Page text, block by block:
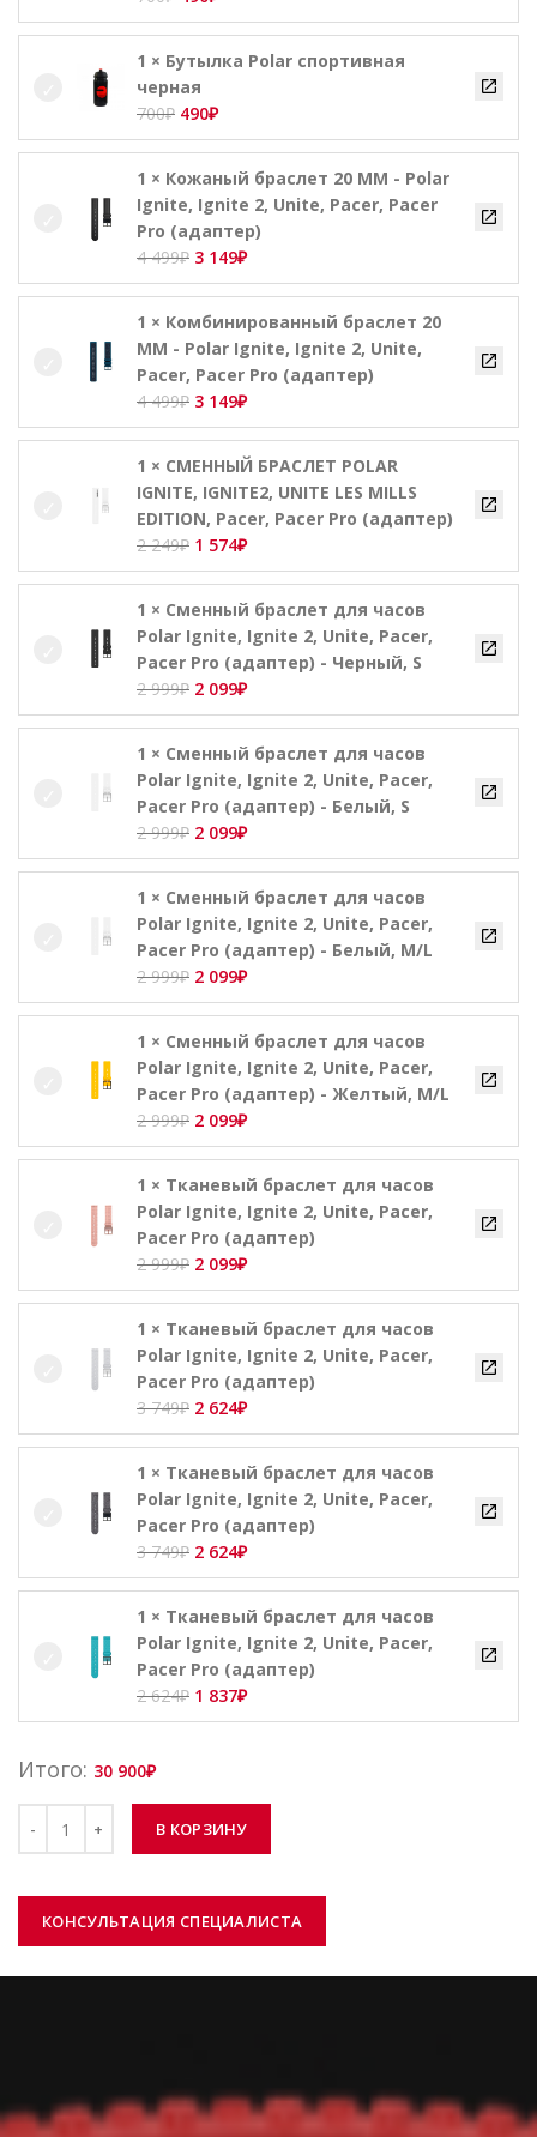
цена
700₽.
цена:
1 × Бутылка Polar спортивная
черная
700₽ Первоначальная
цена
составляла
700₽.
490₽Текущая
цена:
1 × Кожаный браслет 20 ММ - Polar
Ignite, Ignite 2, Unite, Pacer, Pacer
Pro (адаптер)
4 499₽ Первоначальная
цена
составляла
4
499₽.
3 149₽Текущая
цена:
149₽.
1 × Комбинированный браслет 20
ММ - Polar Ignite, Ignite 2, Unite,
Pacer, Pacer Pro (адаптер)
4 499₽ Первоначальная
цена
составляла
4
499₽.
3 149₽Текущая
цена:
3
149₽.
1 × СМЕННЫЙ БРАСЛЕТ POLAR
IGNITE, IGNITE2, UNITE LES MILLS
EDITION, Pacer, Pacer Pro (адаптер)
2 249₽ Первоначальная
цена
составляла
2
249₽.
1 574₽Текущая
цена:
574₽.
1 × Сменный браслет для часов
Polar Ignite, Ignite 2, Unite, Pacer,
Pacer Pro (адаптер) - Черный, S
2 999₽ Первоначальная
цена
составляла
2
999₽.
2 099₽Текущая
цена:
099₽.
1 × Сменный браслет для часов
Polar Ignite, Ignite 2, Unite, Pacer,
Pacer Pro (адаптер) - Белый, S
2 999₽ Первоначальная
цена
составляла
2
999₽.
2 099₽Текущая
цена:
099₽.
1 × Сменный браслет для часов
Polar Ignite, Ignite 2, Unite, Pacer,
Pacer Pro (адаптер) - Белый, M/L
2 999₽ Первоначальная
цена
составляла
2
999₽.
2 099₽Текущая
цена:
099₽.
1 × Сменный браслет для часов
Polar Ignite, Ignite 2, Unite, Pacer,
Pacer Pro (адаптер) - Желтый, M/L
2 999₽ Первоначальная
цена
составляла
2
999₽.
2 099₽Текущая
цена:
099₽.
1 × Тканевый браслет для часов
Polar Ignite, Ignite 2, Unite, Pacer,
Pacer Pro (адаптер)
2 999₽ Первоначальная
цена
составляла
2
999₽.
2 099₽Текущая
цена:
099₽.
1 × Тканевый браслет для часов
Polar Ignite, Ignite 2, Unite, Pacer,
Pacer Pro (адаптер)
3 749₽ Первоначальная
цена
составляла
3
749₽.
2 624₽Текущая
цена:
624₽.
1 × Тканевый браслет для часов
Polar Ignite, Ignite 2, Unite, Pacer,
Pacer Pro (адаптер)
3 749₽ Первоначальная
цена
составляла
3
749₽.
2 624₽Текущая
цена:
624₽.
1 × Тканевый браслет для часов
Polar Ignite, Ignite 2, Unite, Pacer,
Pacer Pro (адаптер)
2 624₽ Первоначальная
цена
624₽.
1 837₽Текущая
цена:
Итого: 30 900₽
В КОРЗИНУ
КОНСУЛЬТАЦИЯ СПЕЦИАЛИСТА